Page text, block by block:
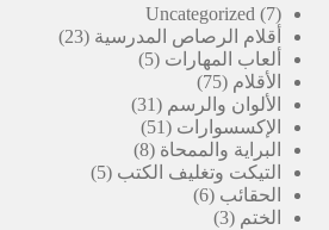
Uncategorized
7
7
منتجات
أقلام الرصاص المدرسية 23
23
ألعاب المهارات 5
5
الأقلام 75
75
منتج
الألوان والرسم 31
31
الإكسسوارات 51
51
منتج
البراية والممحاة 8
8
منتجاتالتيكت وتغليف الكتب 5
5
الحقائب 6
6
الختم 3
3